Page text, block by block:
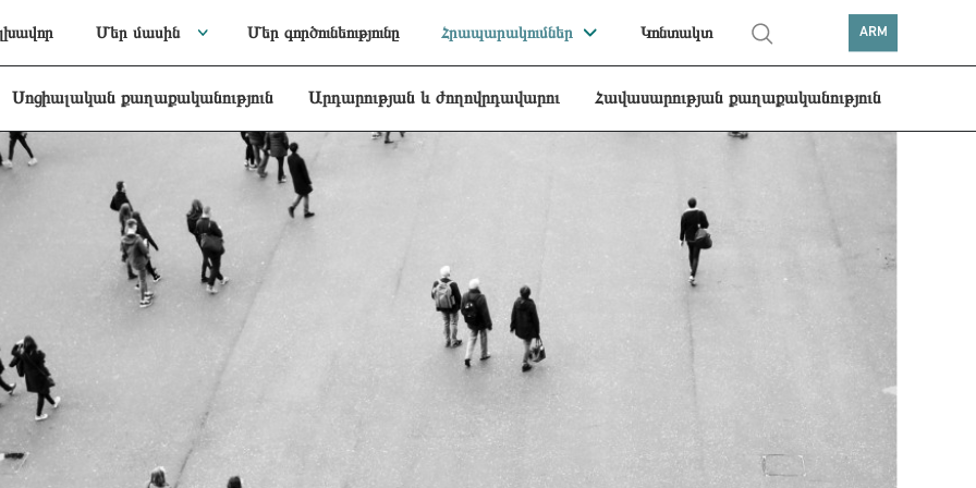
Մեր մասին Մեր գործունեությունը Հրապարակումներ Կոնտակտ ARM
Սոցիալական քաղաքականություն Արդարության և ժողովրդավարու Հավասարության քաղաքականություն